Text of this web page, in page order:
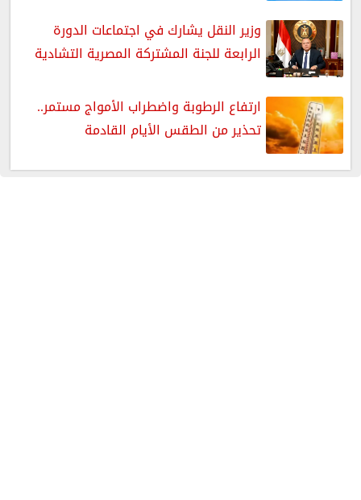
وزير النقل يشارك في اجتماعات الدورة
الرابعة للجنة المشتركة المصرية التشادية
ارتفاع الرطوبة واضطراب الأمواج مستمر..
تحذير من الطقس الأيام القادمة